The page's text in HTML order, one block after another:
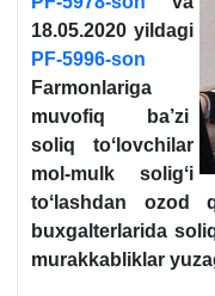
18.05.2020 yildagi
PF-5996-son
Farmonlariga
muvofiq ba’zi
soliq toʻlovchilar
mol-mulk soligʻi
toʻlashdan ozod
buхgalterlarida
murakkabliklar